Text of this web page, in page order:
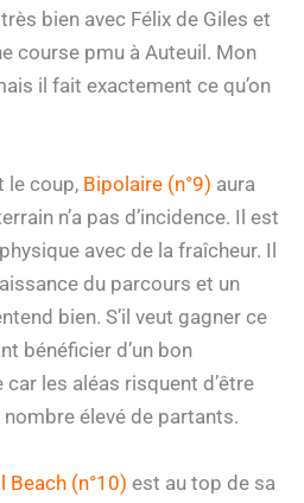
bien avec Félix de Giles et
course pmu à Auteuil. Mon
il fait exactement ce qu’on
le coup, Bipolaire (n°9) aura
n’a pas d’incidence. Il est
avec de la fraîcheur. Il
du parcours et un
bien. S’il veut gagner ce
bénéficier d’un bon
les aléas risquent d’être
élevé de partants.
Beach (n°10) est au top de sa